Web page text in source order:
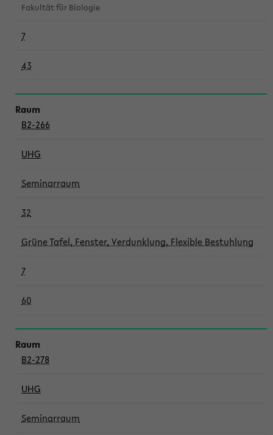
Fakultät für Biologie
7
43
B2-266
UHG
Seminarraum
32
Grüne Tafel, Fenster, Verdunklung, Flexible Bestuhlung
7
60
B2-278
UHG
Seminarraum